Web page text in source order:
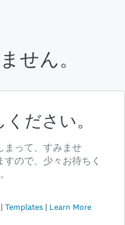
せん。
ださい。
まって、すみませ
ので、少々お待ちく
Templates Learn More